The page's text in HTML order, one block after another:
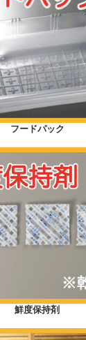
フードパック
鮮度保持剤